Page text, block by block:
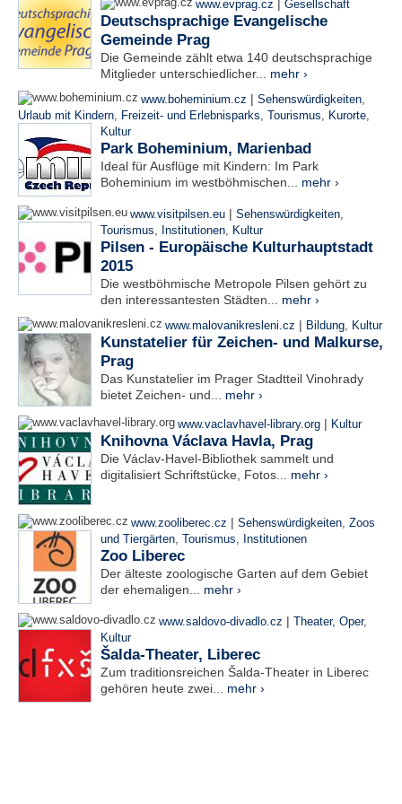
www.evprag.cz Gesellschaft
Deutschsprachige Evangelische
Gemeinde Prag
Die Gemeinde zählt etwa 140 deutschsprachige
Mitglieder unterschiedlicher... mehr ›
www.boheminium.cz | Sehenswürdigkeiten,
Urlaub mit Kindern, Freizeit- und Erlebnisparks, Tourismus, Kurorte,
Kultur
Park Boheminium, Marienbad
Ideal für Ausflüge mit Kindern: Im Park
Boheminium im westböhmischen... mehr ›
www.visitpilsen.eu | Sehenswürdigkeiten,
Tourismus, Institutionen, Kultur
Pilsen - Europäische Kulturhauptstadt
2015
Die westböhmische Metropole Pilsen gehört zu
den interessantesten Städten... mehr ›
www.malovanikresleni.cz | Bildung, Kultur
Kunstatelier für Zeichen- und Malkurse,
Prag
Das Kunstatelier im Prager Stadtteil Vinohrady
bietet Zeichen- und... mehr ›
www.vaclavhavel-library.org | Kultur
Knihovna Václava Havla, Prag
Die Václav-Havel-Bibliothek sammelt und
digitalisiert Schriftstücke, Fotos... mehr ›
www.zooliberec.cz | Sehenswürdigkeiten, Zoos
und Tiergärten, Tourismus, Institutionen
Zoo Liberec
Der älteste zoologische Garten auf dem Gebiet
der ehemaligen... mehr ›
www.saldovo-divadlo.cz | Theater, Oper,
Kultur
Šalda-Theater, Liberec
Zum traditionsreichen Šalda-Theater in Liberec
gehören heute zwei... mehr ›